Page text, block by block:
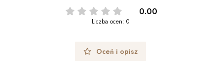
0.00
Liczba ocen: 0
Oceń i opisz